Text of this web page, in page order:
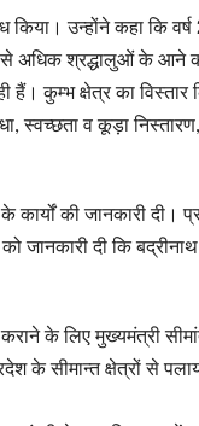
उन्होंने कहा कि वर्ष
अधिक श्रद्धालुओं के आने
कुम्भ क्षेत्र का विस्तार
स्वच्छता व कूड़ा निस्तारण,
कार्यों की जानकारी दी।
जानकारी दी कि
के लिए मुख्यमंत्री
के सीमान्त क्षेत्रों से